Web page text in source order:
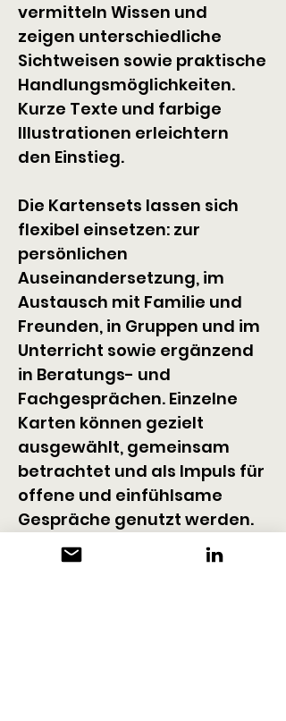
vermitteln Wissen und
zeigen unterschiedliche
Sichtweisen sowie praktische
Handlungsmöglichkeiten.
Kurze Texte und farbige
Illustrationen erleichtern
den Einstieg.
Die Kartensets lassen sich
flexibel einsetzen: zur
persönlichen
Auseinandersetzung, im
Austausch mit Familie und
Freunden, in Gruppen und im
Unterricht sowie ergänzend
in Beratungs- und
Fachgesprächen. Einzelne
Karten können gezielt
ausgewählt, gemeinsam
betrachtet und als Impuls für
offene und einfühlsame
Gespräche genutzt werden.
KONTAKT